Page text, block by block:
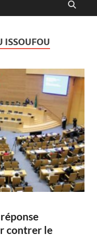
ISSOUFOU
contrer le